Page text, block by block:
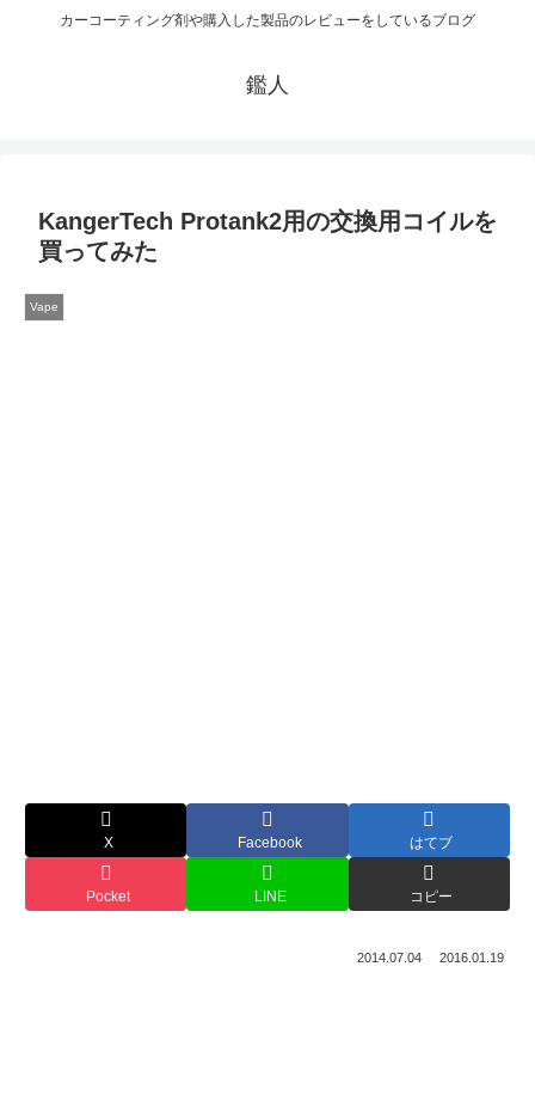
カーコーティング剤や購入した製品のレビューをしているブログ
鑑人
KangerTech Protank2用の交換用コイルを
買ってみた
Vape
X Facebook はてブ
Pocket LINE コピー
2014.07.04 2016.01.19